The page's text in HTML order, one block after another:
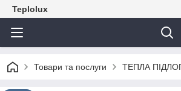
Teplolux
Товари та послуги ТЕПЛА